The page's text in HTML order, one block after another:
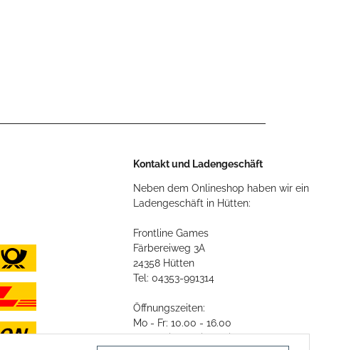
Kontakt und Ladengeschäft
Neben dem Onlineshop haben wir ein
Ladengeschäft in Hütten:
Frontline Games
Färbereiweg 3A
24358 Hütten
Tel: 04353-991314
Öffnungszeiten:
Mo - Fr: 10.00 - 16.00
Oder mit Terminvereinbarung